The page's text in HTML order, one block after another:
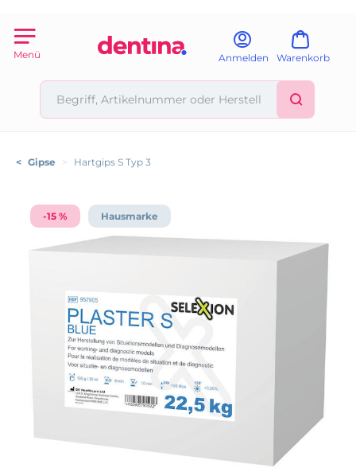
Menü Anmelden Warenkorb
< Gipse > Hartgips S Typ 3
-15 % Hausmarke